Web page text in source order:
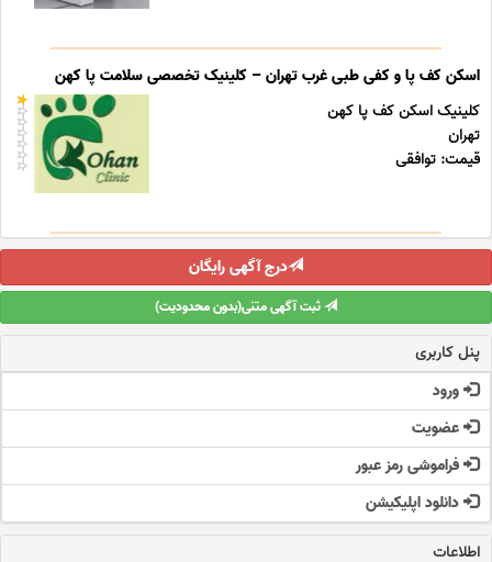
اسکن کف پا و کفی طبی غرب تهران – کلینیک تخصصی سلامت پا کهن
کلینیک اسکن کف پا کهن
تهران
قیمت: توافقی
درج آگهی رایگان
ثبت آگهی متنی(بدون محدودیت)
پنل کاربری
ورود
عضویت
فراموشی رمز عبور
دانلود اپلیکیشن
اطلاعات